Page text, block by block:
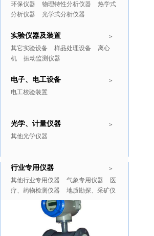
环保仪器 物理特性分析仪器
热学式
分析仪器
光学式分析仪器
>
实验仪器及装置
其它实验设备 样品处理设备
离心
机
振动监测仪器
>
电子、电工设备
电工校验装置
>
光学、计量仪器
其他光学仪器
>
行业专用仪器
其他行业专用仪器 气象专用仪器
医
疗、药物检测仪器
地质勘探、采矿仪
推广商品 更多>>